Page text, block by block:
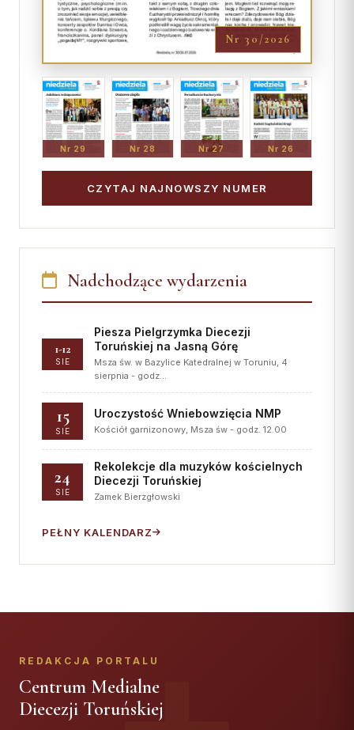
Nr 30/2026
Nr 29 Nr 28 Nr 27 Nr 26
CZYTAJ NAJNOWSZY NUMER
Nadchodzące wydarzenia
1-12
SIE
Piesza Pielgrzymka Diecezji
Toruńskiej na Jasną Górę
Msza św. w Bazylice Katedralnej w Toruniu, 4
sierpnia - godz…
15
SIE
Uroczystość Wniebowzięcia NMP
Kościół garnizonowy, Msza św - godz. 12.00
24
SIE
Rekolekcje dla muzyków kościelnych
Diecezji Toruńskiej
Zamek Bierzgłowski
PEŁNY KALENDARZ
REDAKCJA PORTALU
Centrum Medialne
Diecezji Toruńskiej